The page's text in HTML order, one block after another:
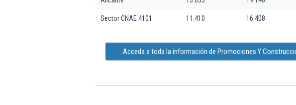
Sector CNAE 4101 11.410 16.408
Acceda a toda la información de Promociones Y